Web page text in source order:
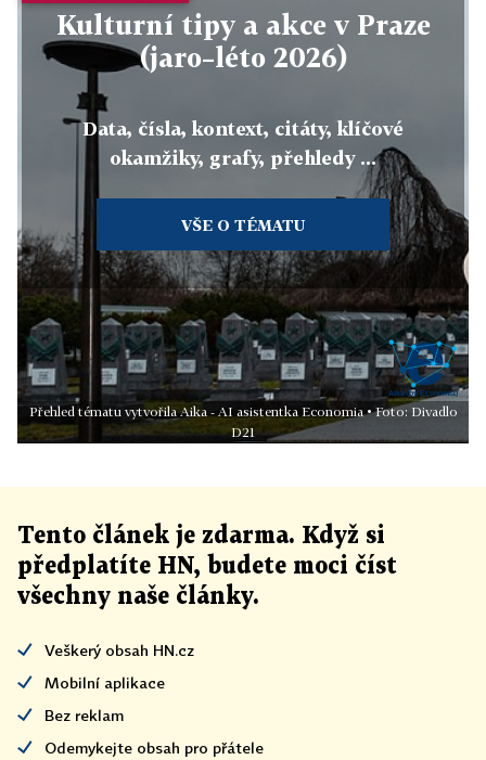
Kulturní tipy a akce v Praze
(jaro–léto 2026)
Data, čísla, kontext, citáty, klíčové
okamžiky, grafy, přehledy ...
VŠE O TÉMATU
Přehled tématu vytvořila Aika - AI asistentka Economia • Foto: Divadlo
D21
Tento článek je zdarma. Když si
předplatíte HN, budete moci číst
všechny naše články.
Veškerý obsah HN.cz
Mobilní aplikace
Bez reklam
Odemykejte obsah pro přátele